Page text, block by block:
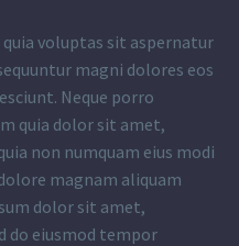
voluptas sit aspernatur
magni dolores eos
Neque porro
quia dolor sit amet,
non numquam eius modi
magnam aliquam
dolor sit amet,
do eiusmod tempor